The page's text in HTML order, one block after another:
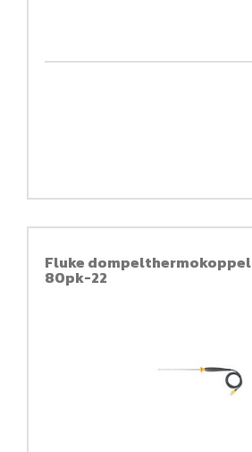
Fluke dompelthermokoppel
80pk-22